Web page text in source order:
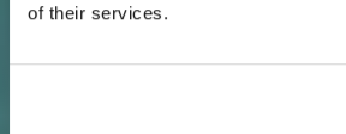
of their services.